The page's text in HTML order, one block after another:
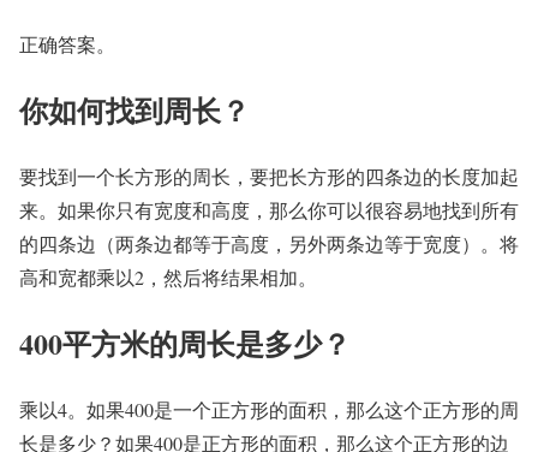
正确答案。
你如何找到周长？
要找到一个长方形的周长，要把长方形的四条边的长度加起
来。如果你只有宽度和高度，那么你可以很容易地找到所有
的四条边（两条边都等于高度，另外两条边等于宽度）。将
高和宽都乘以2，然后将结果相加。
400平方米的周长是多少？
乘以4。如果400是一个正方形的面积，那么这个正方形的周
长是多少？如果400是正方形的面积，那么这个正方形的边